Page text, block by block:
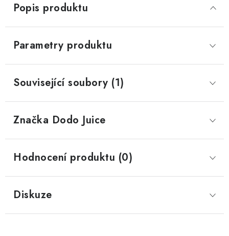
Popis produktu
Parametry produktu
Související soubory (1)
Značka Dodo Juice
Hodnocení produktu (0)
Diskuze